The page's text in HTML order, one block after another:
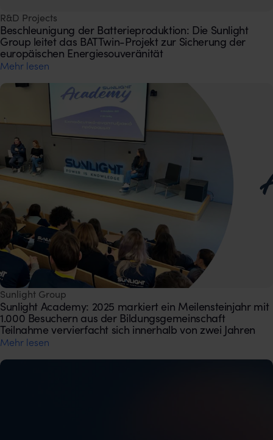
R&D Projects
Beschleunigung der Batterieproduktion: Die Sunlight
Group leitet das BATTwin-Projekt zur Sicherung der
europäischen Energiesouveränität
Mehr lesen
Sunlight Group
Sunlight Academy: 2025 markiert ein Meilensteinjahr mit
1.000 Besuchern aus der Bildungsgemeinschaft
Teilnahme vervierfacht sich innerhalb von zwei Jahren
Mehr lesen